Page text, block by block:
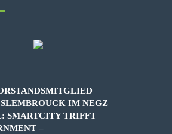
SLEMBROUCK IM NEGZ
SMARTCITY TRIFFT
–